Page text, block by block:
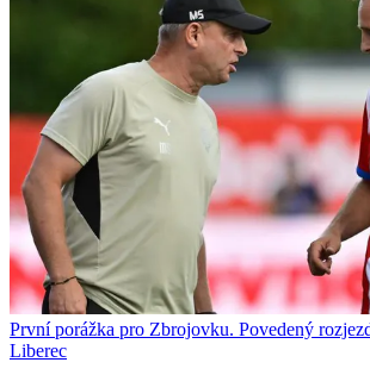
První porážka pro Zbrojovku. Povedený
Liberec